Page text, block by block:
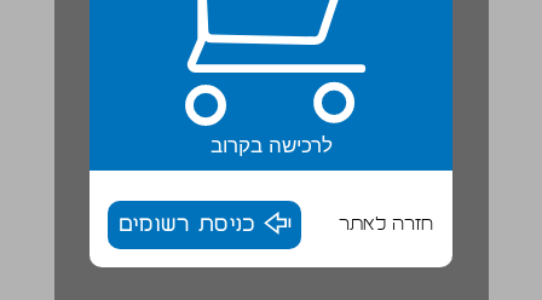
לרכישה בקרוב
חזרה לאתר כניסת רשומים